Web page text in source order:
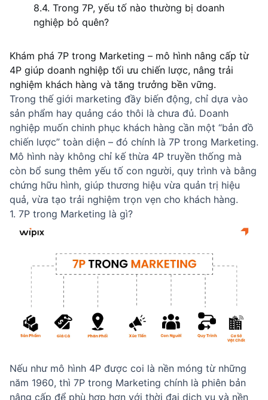
8.4. Trong 7P, yếu tố nào thường bị doanh
nghiệp bỏ quên?
Khám phá 7P trong Marketing – mô hình nâng cấp từ
4P giúp doanh nghiệp tối ưu chiến lược, nâng trải
nghiệm khách hàng và tăng trưởng bền vững.
Trong thế giới marketing đầy biến động, chỉ dựa vào
sản phẩm hay quảng cáo thôi là chưa đủ. Doanh
nghiệp muốn chinh phục khách hàng cần một “bản đồ
chiến lược” toàn diện – đó chính là 7P trong Marketing.
Mô hình này không chỉ kế thừa 4P truyền thống mà
còn bổ sung thêm yếu tố con người, quy trình và bằng
chứng hữu hình, giúp thương hiệu vừa quản trị hiệu
quả, vừa tạo trải nghiệm trọn vẹn cho khách hàng.
1. 7P trong Marketing là gì?
Nếu như mô hình 4P được coi là nền móng từ những
năm 1960, thì 7P trong Marketing chính là phiên bản
nâng cấp để phù hợp hơn với thời đại dịch vụ và nền